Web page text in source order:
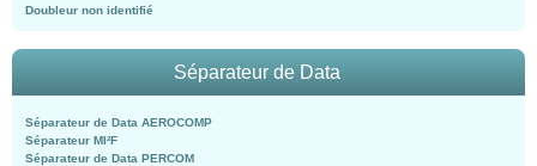
Doubleur non identifié
Séparateur de Data
Séparateur de Data AEROCOMP
Séparateur MI²F
Séparateur de Data PERCOM